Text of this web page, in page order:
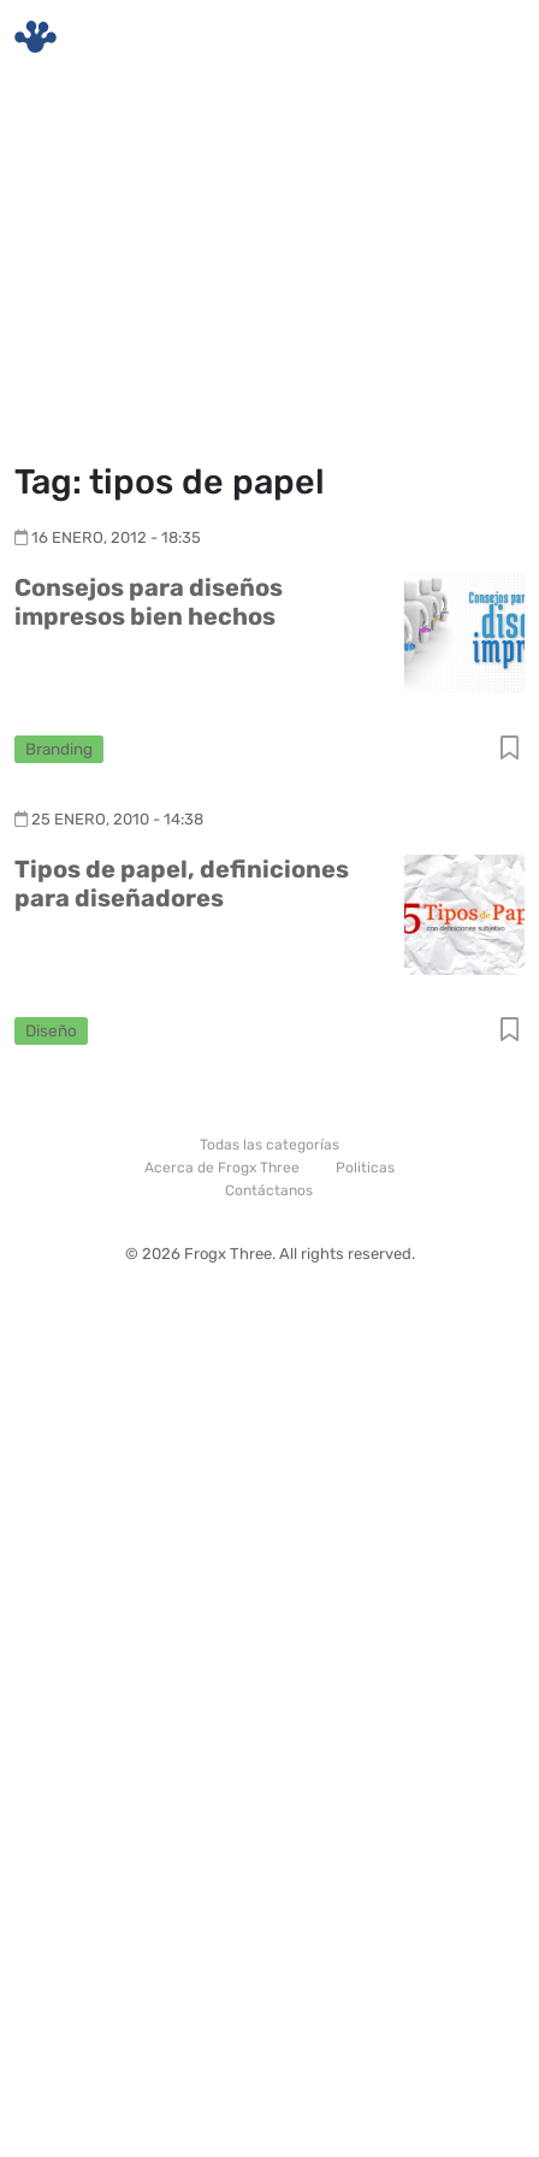
Tag: tipos de papel
16 ENERO, 2012 - 18:35
Consejos para diseños
impresos bien hechos
Branding
25 ENERO, 2010 - 14:38
Tipos de papel, definiciones
para diseñadores
Diseño
Todas las categorías
Acerca de Frogx Three
Politicas
Contáctanos
© 2026 Frogx Three. All rights reserved.